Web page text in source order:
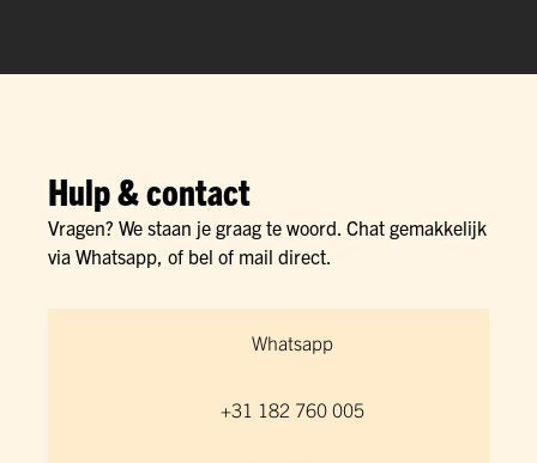
Hulp & contact
Vragen? We staan je graag te woord. Chat gemakkelijk
via Whatsapp, of bel of mail direct.
Whatsapp
+31 182 760 005